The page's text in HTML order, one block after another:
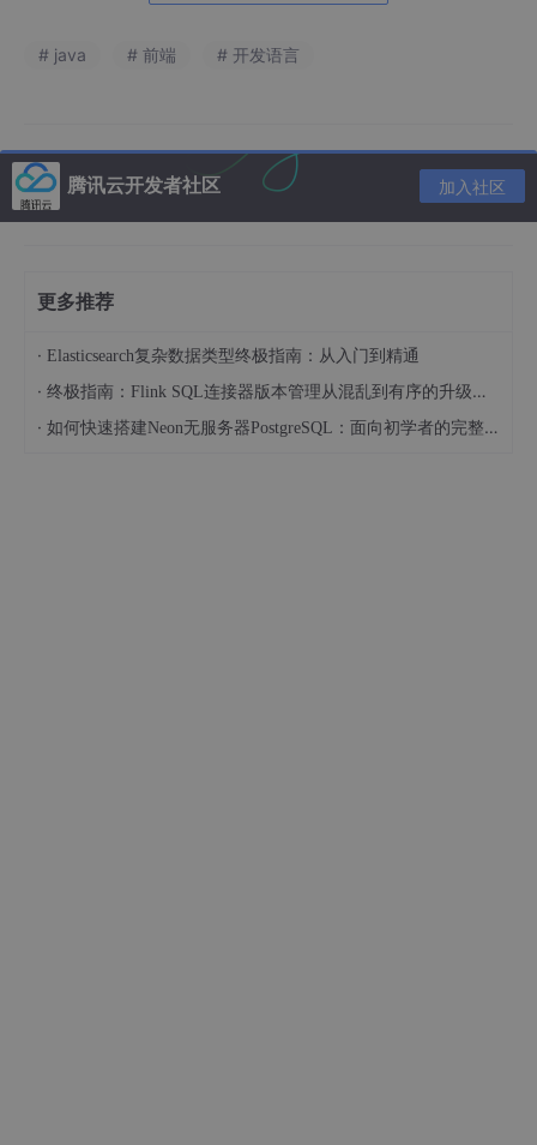
# java # 前端 # 开发语言
腾讯云开发者社区 加入社区
更多推荐
· Elasticsearch复杂数据类型终极指南：从入门到精通
· 终极指南：Flink SQL连接器版本管理从混乱到有序的升级之路
· 如何快速搭建Neon无服务器PostgreSQL：面向初学者的完整指南